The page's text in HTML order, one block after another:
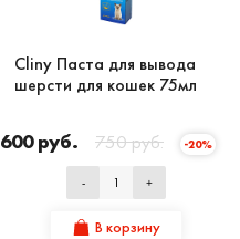
Cliny Паста для вывода
шерсти для кошек 75мл
600 руб. 750 руб. -20%
- +
В корзину